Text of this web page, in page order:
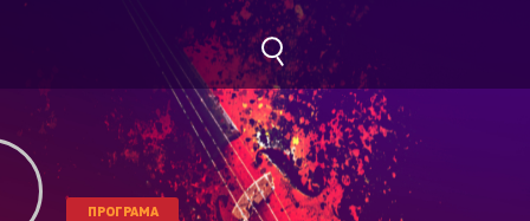
ПРОГРАМА